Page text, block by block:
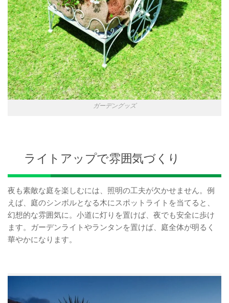
ガーデングッズ
ライトアップで雰囲気づくり
夜も素敵な庭を楽しむには、照明の工夫が欠かせません。例
えば、庭のシンボルとなる木にスポットライトを当てると、
幻想的な雰囲気に。小道に灯りを置けば、夜でも安全に歩け
ます。ガーデンライトやランタンを置けば、庭全体が明るく
華やかになります。